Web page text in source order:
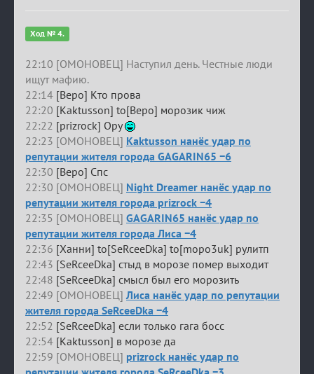
Ход № 4.
22:10 [ОМОНОВЕЦ] Наступил день. Честные люди
ищут мафию.
22:14 [Веро] Кто прова
22:20 [Kaktusson] to[Веро] морозик чиж
22:22 [prizrock] Ору
22:23 [ОМОНОВЕЦ] Kaktusson нанёс удар по
репутации жителя города GAGARIN65 −6
22:30 [Веро] Спс
22:30 [ОМОНОВЕЦ] Night Dreamer нанёс удар по
репутации жителя города prizrock −4
22:35 [ОМОНОВЕЦ] GAGARIN65 нанёс удар по
репутации жителя города Лиса −4
22:36 [Ханни] to[SeRceeDka] to[mopo3uk] рулитп
22:43 [SeRceeDka] стыд в морозе помер выходит
22:48 [SeRceeDka] смысл был его морозить
22:49 [ОМОНОВЕЦ] Лиса нанёс удар по репутации
жителя города SeRceeDka −4
22:52 [SeRceeDka] если только гага босс
22:54 [Kaktusson] в морозе да
22:59 [ОМОНОВЕЦ] prizrock нанёс удар по